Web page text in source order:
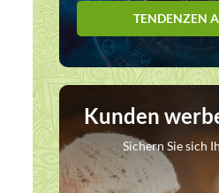
TENDENZEN
Kunden
Sichern Sie sich